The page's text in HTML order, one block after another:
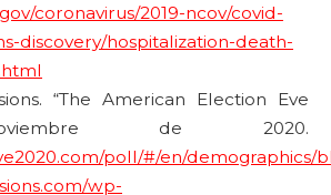
coronavirus/2019-ncov/covid-
discovery/hospitalization-death-
“The American Election Eve
de 2020.
poll/#/en/demographics/
wp-